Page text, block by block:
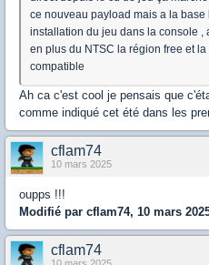
ce nouveau payload mais a la
installation du jeu dans la console ,
en plus du NTSC la région free et
compatible
Ah ca c'est cool je pensais que
comme indiqué cet été dans les
cflam74
10 mars 2025
oupps !!!
Modifié par cflam74, 10 mars
cflam74